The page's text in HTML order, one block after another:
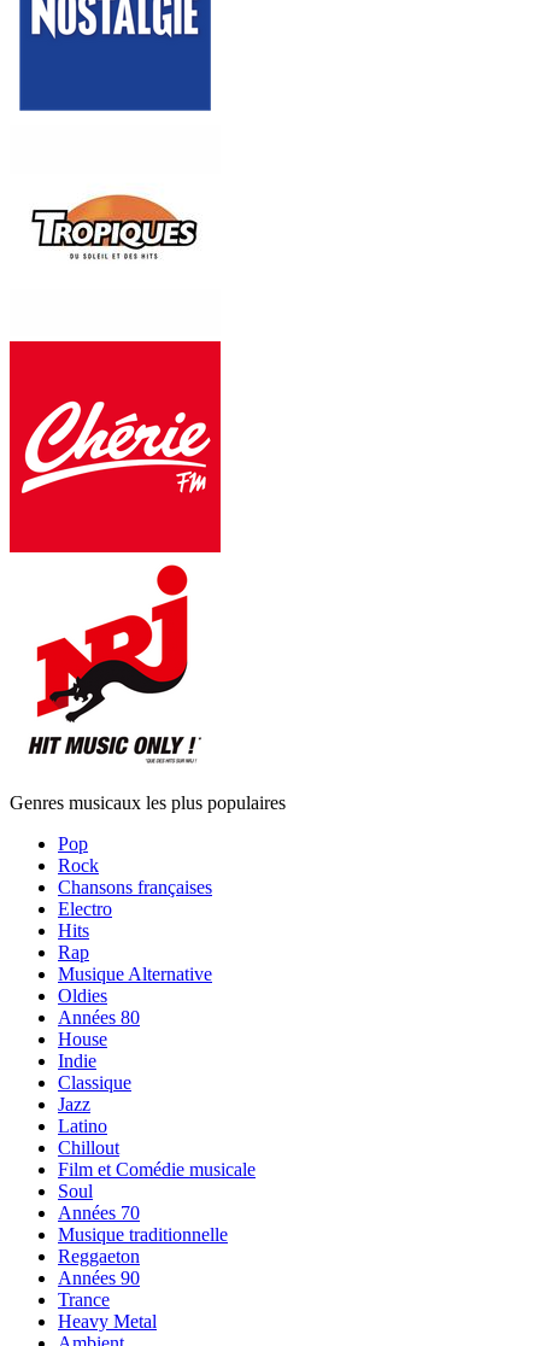
Genres musicaux les plus populaires
Pop
Rock
Chansons françaises
Electro
Hits
Rap
Musique Alternative
Oldies
Années 80
House
Indie
Classique
Jazz
Latino
Chillout
Film et Comédie musicale
Soul
Années 70
Musique traditionnelle
Reggaeton
Années 90
Trance
Heavy Metal